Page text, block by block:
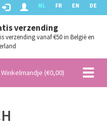
NL FR EN DE
verzending
verzending vanaf €50 in België en
Winkelmandje (€0,00)